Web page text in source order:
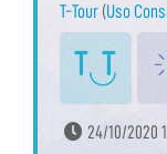
T-Tour (Uso
24/10/2020